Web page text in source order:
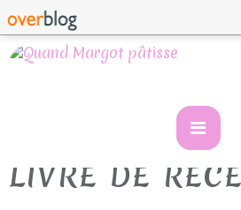
LIVRE DE